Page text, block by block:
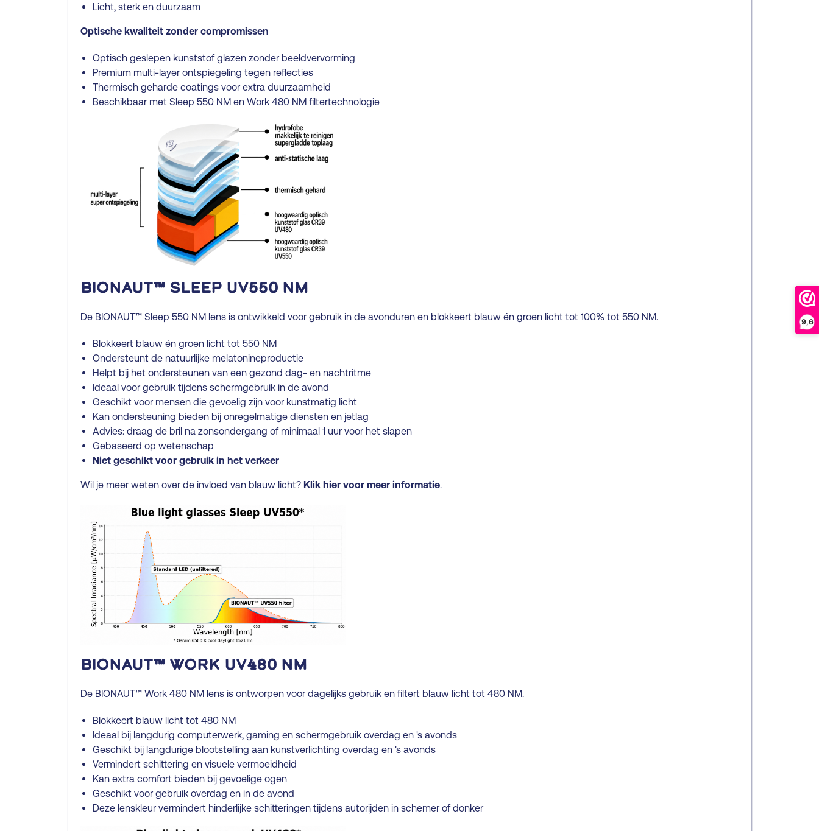
9,6
Licht, sterk en duurzaam
Optische kwaliteit zonder compromissen
Optisch geslepen kunststof glazen zonder beeldvervorming
Premium multi-layer ontspiegeling tegen reflecties
Thermisch geharde coatings voor extra duurzaamheid
Beschikbaar met Sleep 550 NM en Work 480 NM filtertechnologie
BIONAUT™ Sleep UV550 NM
De BIONAUT™ Sleep 550 NM lens is ontwikkeld voor gebruik in de avonduren en blokkeert blauw én groen licht tot 100% tot 550 NM.
Blokkeert blauw én groen licht tot 550 NM
Ondersteunt de natuurlijke melatonineproductie
Helpt bij het ondersteunen van een gezond dag- en nachtritme
Ideaal voor gebruik tijdens schermgebruik in de avond
Geschikt voor mensen die gevoelig zijn voor kunstmatig licht
Kan ondersteuning bieden bij onregelmatige diensten en jetlag
Advies: draag de bril na zonsondergang of minimaal 1 uur voor het slapen
Gebaseerd op wetenschap
Niet geschikt voor gebruik in het verkeer
Wil je meer weten over de invloed van blauw licht? Klik hier voor meer informatie.
BIONAUT™ Work UV480 NM
De BIONAUT™ Work 480 NM lens is ontworpen voor dagelijks gebruik en filtert blauw licht tot 480 NM.
Blokkeert blauw licht tot 480 NM
Ideaal bij langdurig computerwerk, gaming en schermgebruik overdag en 's avonds
Geschikt bij langdurige blootstelling aan kunstverlichting overdag en 's avonds
Vermindert schittering en visuele vermoeidheid
Kan extra comfort bieden bij gevoelige ogen
Geschikt voor gebruik overdag en in de avond
Deze lenskleur vermindert hinderlijke schitteringen tijdens autorijden in schemer of donker